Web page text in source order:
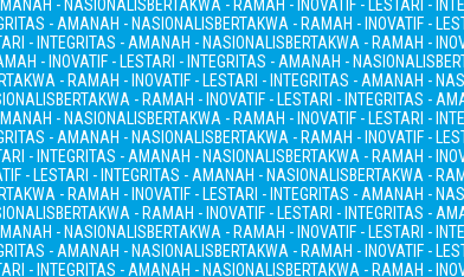
- NASIONALISBERTAKWA - RAMAH - INOVATIF - LESTARI -
- AMANAH - NASIONALISBERTAKWA - RAMAH - INOVATIF -
- INTEGRITAS - AMANAH - NASIONALISBERTAKWA - RAMAH -
- INOVATIF - LESTARI - INTEGRITAS - AMANAH - NASIONALIS
- RAMAH - INOVATIF - LESTARI - INTEGRITAS - AMANAH -
BERTAKWA - RAMAH - INOVATIF - LESTARI - INTEGRITAS -
- NASIONALISBERTAKWA - RAMAH - INOVATIF - LESTARI -
- AMANAH - NASIONALISBERTAKWA - RAMAH - INOVATIF -
- INTEGRITAS - AMANAH - NASIONALISBERTAKWA - RAMAH -
- LESTARI - INTEGRITAS - AMANAH - NASIONALISBERTAKWA -
- RAMAH - INOVATIF - LESTARI - INTEGRITAS - AMANAH -
BERTAKWA - RAMAH - INOVATIF - LESTARI - INTEGRITAS -
- NASIONALISBERTAKWA - RAMAH - INOVATIF - LESTARI -
- AMANAH - NASIONALISBERTAKWA - RAMAH - INOVATIF -
- INTEGRITAS - AMANAH - NASIONALISBERTAKWA - RAMAH -